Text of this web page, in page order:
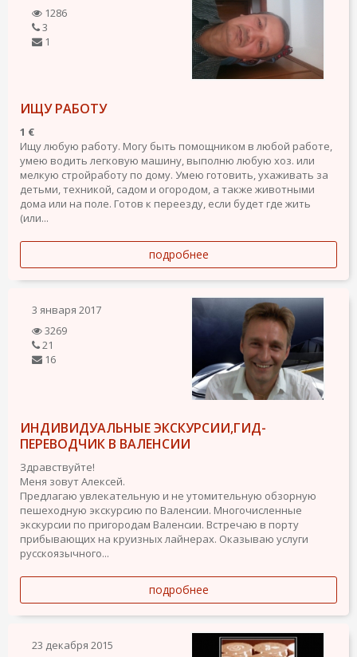
1286
3
1
ИЩУ РАБОТУ
1 €
Ищу любую работу. Могу быть помощником в любой работе,
умею водить легковую машину, выполню любую хоз. или
мелкую стройработу по дому. Умею готовить, ухаживать за
детьми, техникой, садом и огородом, а также животными
дома или на поле. Готов к переезду, если будет где жить
(или...
подробнее
3 января 2017
3269
21
16
ИНДИВИДУАЛЬНЫЕ ЭКСКУРСИИ,ГИД-
ПЕРЕВОДЧИК В ВАЛЕНСИИ
Здравствуйте!
Меня зовут Алексей.
Предлагаю увлекательную и не утомительную обзорную
пешеходную экскурсию по Валенсии. Многочисленные
экскурсии по пригородам Валенсии. Встречаю в порту
прибывающих на круизных лайнерах. Оказываю услуги
русскоязычного...
подробнее
23 декабря 2015